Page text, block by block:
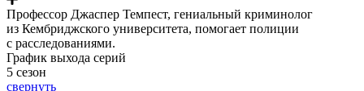
Профессор Джаспер Темпест, гениальный криминолог
из Кембриджского университета, помогает полиции
с расследованиями.
График выхода серий
5 сезон
свернуть